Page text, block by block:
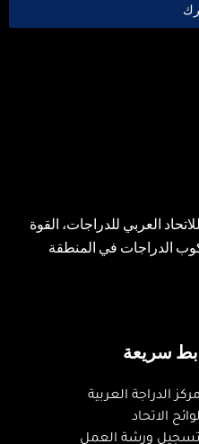
العربي للدراجات، القوة
الدراجات في المنطقة
سريعة
مركز الدراجة العربية
لوائح الاتحاد
تسجيل ورشة العمل